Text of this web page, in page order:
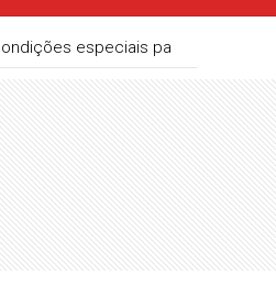
especiais para quem